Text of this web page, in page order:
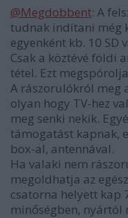
@Megdobbent: A
tudnak indítani még
egyenként kb. 10 SD
Csak a köztévé földi
tétel. Ezt
A rászorulókról meg
olyan hogy TV-hez
meg senki nekik.
támogatást kapnak,
box-al, antennával.
Ha valaki nem
megoldhatja az
csatorna helyett kap
minőségben, nyártól